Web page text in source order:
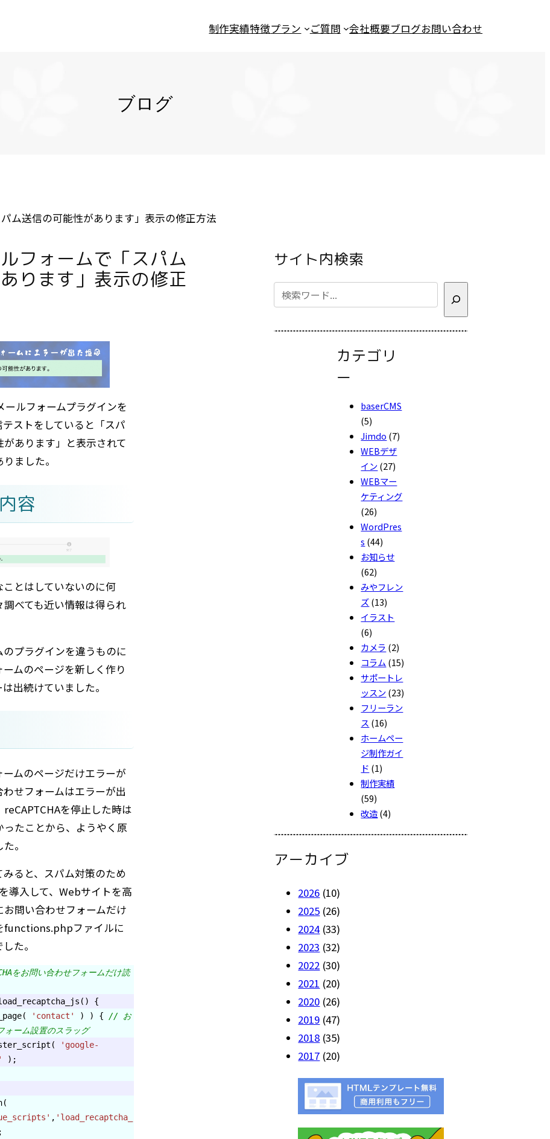
制作実績特徴プラン ご質問 会社概要ブログお問い合わせ
ブログ
ム送信の可能性があります」表示の修正方法
フォームで「スパム
ります」表示の修正
ルフォームプラグインを
ストをしていると「スパ
あります」と表示されて
ました。
容
とはしていないのに何
べても近い情報は得られ
のプラグインを違うものに
ムのページを新しく作り
出続けていました。
ームのページだけエラーが
せフォームはエラーが出
reCAPTCHAを停止した時は
ったことから、ようやく原
。
みると、スパム対策のため
導入して、Webサイトを高
問い合わせフォームだけ
functions.phpファイルに
た。
をお問い合わせフォームだけ読
{
'contact' ) ) { // お
ォーム設置のスラッグ
'google-
);
, 'load_recaptcha_
サイト内検索
検
索
カテゴリ
ー
baserCMS
(5)
Jimdo (7)
WEBデザ
イン (27)
WEBマー
ケティング
(26)
WordPres
s (44)
お知らせ
(62)
みやフレン
ズ(13)
イラスト
(6)
カメラ (2)
コラム (15)
サポートレ
ッスン (23)
フリーラン
ス (16)
ホームペー
ジ制作ガイ
ド (1)
制作実績
(59)
改造(4)
アーカイブ
2026 (10)
2025 (26)
2024(33)
2023 (32)
2022 (30)
2021 (20)
2020 (26)
2019 (47)
2018 (35)
2017 (20)